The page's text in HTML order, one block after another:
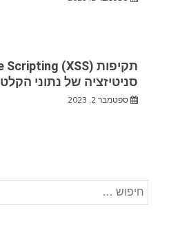
סניטיזציה של נתוני הקלט
ספטמבר 2, 2023
חיפוש: